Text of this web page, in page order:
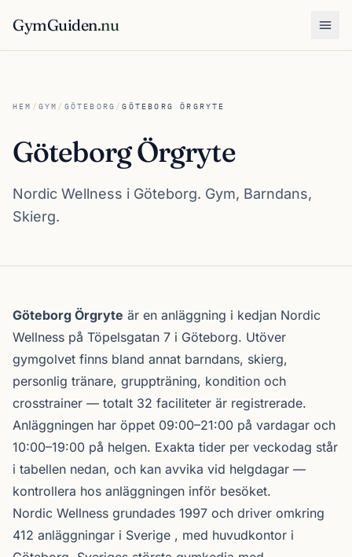
GymGuiden.nu
HEM / GYM / GÖTEBORG /GÖTEBORG ÖRGRYTE
Göteborg Örgryte
Nordic Wellness i Göteborg. Gym, Barndans,
Skierg.
Om Göteborg Örgryte
Göteborg Örgryte är en anläggning i kedjan Nordic
Wellness på Töpelsgatan 7 i Göteborg. Utöver
gymgolvet finns bland annat barndans, skierg,
personlig tränare, gruppträning, kondition och
crosstrainer — totalt 32 faciliteter är registrerade.
Anläggningen har öppet 09:00–21:00 på vardagar och
10:00–19:00 på helgen. Exakta tider per veckodag står
i tabellen nedan, och kan avvika vid helgdagar —
kontrollera hos anläggningen inför besöket.
Nordic Wellness grundades 1997 och driver omkring
412 anläggningar i Sverige , med huvudkontor i